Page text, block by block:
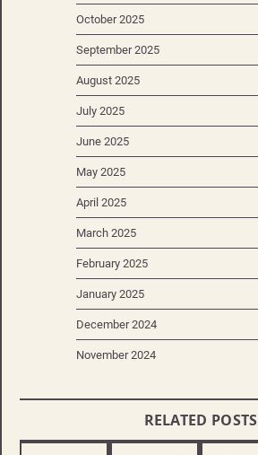
October 2025
September 2025
August 2025
July 2025
June 2025
May 2025
April 2025
March 2025
February 2025
January 2025
December 2024
November 2024
RELATED POSTS